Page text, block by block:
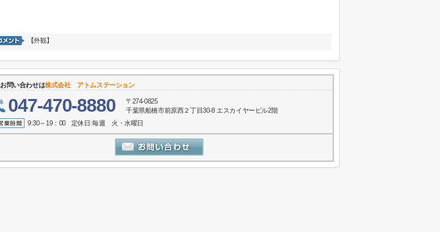
【外観】
お問い合わせは株式会社 アトムステーション
047-470-8880
〒274-0825
千葉県船橋市前原西２丁目30-8 エスカイヤービル2階
9:30～19：00 定休日:毎週 火・水曜日